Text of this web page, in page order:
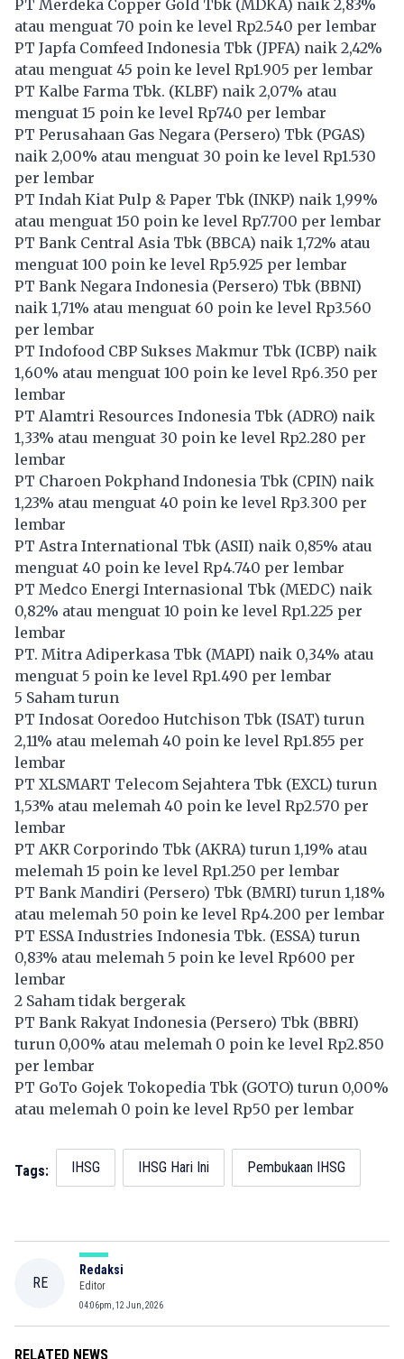
PT Merdeka Copper Gold Tbk (MDKA) naik 2,83%
atau menguat 70 poin ke level Rp2.540 per lembar
PT Japfa Comfeed Indonesia Tbk (JPFA) naik 2,42%
atau menguat 45 poin ke level Rp1.905 per lembar
PT Kalbe Farma Tbk. (KLBF) naik 2,07% atau
menguat 15 poin ke level Rp740 per lembar
PT Perusahaan Gas Negara (Persero) Tbk (PGAS)
naik 2,00% atau menguat 30 poin ke level Rp1.530
per lembar
PT Indah Kiat Pulp & Paper Tbk (INKP) naik 1,99%
atau menguat 150 poin ke level Rp7.700 per lembar
PT Bank Central Asia Tbk (BBCA) naik 1,72% atau
menguat 100 poin ke level Rp5.925 per lembar
PT Bank Negara Indonesia (Persero) Tbk (BBNI)
naik 1,71% atau menguat 60 poin ke level Rp3.560
per lembar
PT Indofood CBP Sukses Makmur Tbk (ICBP) naik
1,60% atau menguat 100 poin ke level Rp6.350 per
lembar
PT Alamtri Resources Indonesia Tbk (ADRO) naik
1,33% atau menguat 30 poin ke level Rp2.280 per
lembar
PT Charoen Pokphand Indonesia Tbk (CPIN) naik
1,23% atau menguat 40 poin ke level Rp3.300 per
lembar
PT Astra International Tbk (ASII) naik 0,85% atau
menguat 40 poin ke level Rp4.740 per lembar
PT Medco Energi Internasional Tbk (MEDC) naik
0,82% atau menguat 10 poin ke level Rp1.225 per
lembar
PT. Mitra Adiperkasa Tbk (MAPI) naik 0,34% atau
menguat 5 poin ke level Rp1.490 per lembar
5 Saham turun
PT Indosat Ooredoo Hutchison Tbk (ISAT) turun
2,11% atau melemah 40 poin ke level Rp1.855 per
lembar
PT XLSMART Telecom Sejahtera Tbk (EXCL) turun
1,53% atau melemah 40 poin ke level Rp2.570 per
lembar
PT AKR Corporindo Tbk (AKRA) turun 1,19% atau
melemah 15 poin ke level Rp1.250 per lembar
PT Bank Mandiri (Persero) Tbk (BMRI) turun 1,18%
atau melemah 50 poin ke level Rp4.200 per lembar
PT ESSA Industries Indonesia Tbk. (ESSA) turun
0,83% atau melemah 5 poin ke level Rp600 per
lembar
2 Saham tidak bergerak
PT Bank Rakyat Indonesia (Persero) Tbk (BBRI)
turun 0,00% atau melemah 0 poin ke level Rp2.850
per lembar
PT GoTo Gojek Tokopedia Tbk (GOTO) turun 0,00%
atau melemah 0 poin ke level Rp50 per lembar
Tags: IHSG IHSG Hari Ini Pembukaan IHSG
RE
Redaksi
Editor
04:06pm, 12 Jun, 2026
RELATED NEWS